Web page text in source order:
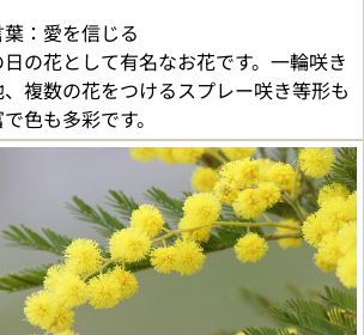
：愛を信じる
の花として有名なお花です。一輪咲き
、複数の花をつけるスプレー咲き等形も
色も多彩です。